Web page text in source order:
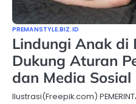
PREMANSTYLE.BIZ.ID
Lindungi Anak di
Dukung Aturan
dan Media Sosial
Ilustrasi(Freepik.com)